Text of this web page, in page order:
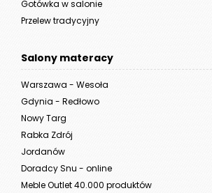
Gotówka w salonie
Przelew tradycyjny
Salony materacy
Warszawa - Wesoła
Gdynia - Redłowo
Nowy Targ
Rabka Zdrój
Jordanów
Doradcy Snu - online
Meble Outlet 40.000 produktów